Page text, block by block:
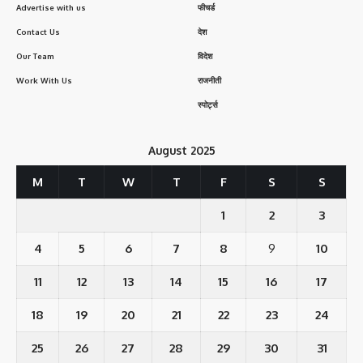
Advertise with us
Contact Us
Our Team
Work With Us
फीचर्ड
देश
विदेश
राजनीती
स्पोर्ट्स
August 2025
M T W T F S S
1 2 3
4 5 6 7 8 9 10
11 12 13 14 15 16 17
18 19 20 21 22 23 24
25 26 27 28 29 30 31